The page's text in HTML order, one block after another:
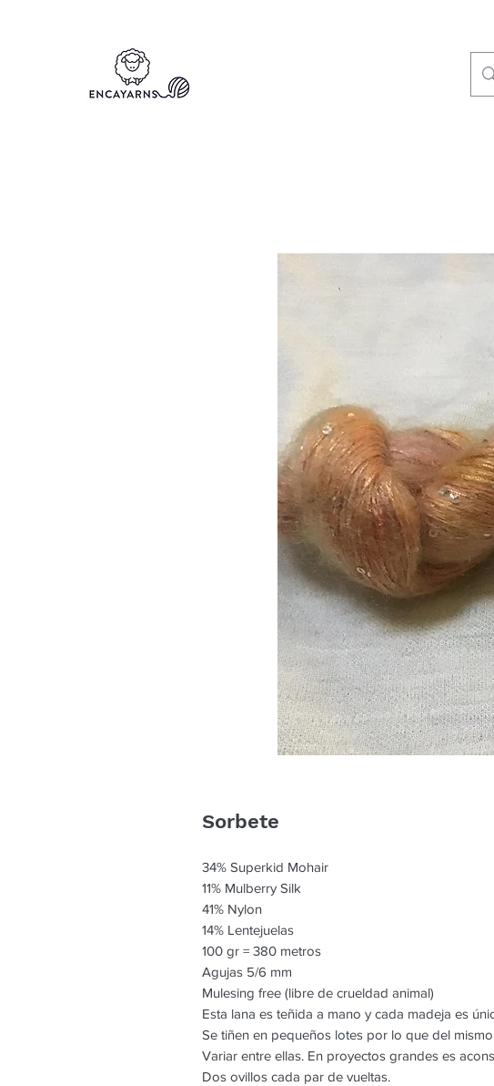
Sorbete
34% Superkid Mohair
11% Mulberry Silk
41% Nylon
14% Lentejuelas
100 gr = 380 metros
Agujas 5/6 mm
Mulesing free (libre de crueldad animal)
Esta lana es teñida a mano y cada madeja es
Se tiñen en pequeños lotes por lo que del
Variar entre ellas. En proyectos grandes es
Dos ovillos cada par de vueltas.